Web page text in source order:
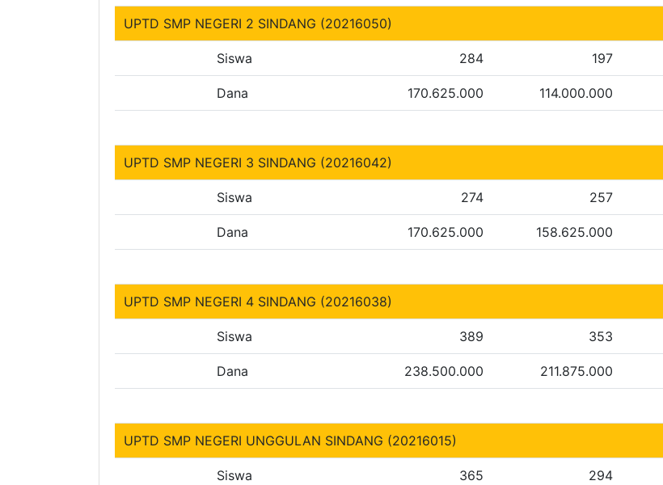
UPTD SMP NEGERI 2 SINDANG (20216050)
Siswa 284 197
Dana 170.625.000 114.000.000
UPTD SMP NEGERI 3 SINDANG (20216042)
Siswa 274 257
Dana 170.625.000 158.625.000
UPTD SMP NEGERI 4 SINDANG (20216038)
Siswa 389 353
Dana 238.500.000 211.875.000
UPTD SMP NEGERI UNGGULAN SINDANG (20216015)
Siswa 365 294